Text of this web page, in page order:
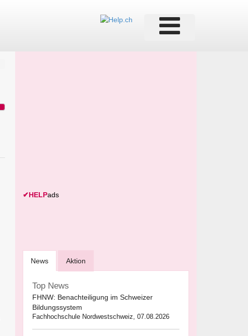
✔HELPads
News Aktion
Top News
FHNW: Benachteiligung im Schweizer
Bildungssystem
Fachhochschule Nordwestschweiz, 07.08.2026